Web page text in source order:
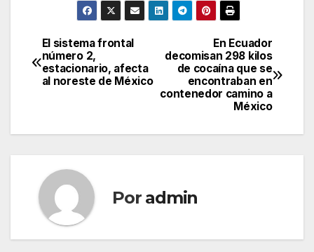
Navegación
de
En Ecuador
decomisan 298 kilos
de cocaína que se
encontraban en
contenedor camino a
México
El sistema frontal
número 2,
estacionario, afecta
al noreste de México
Por admin